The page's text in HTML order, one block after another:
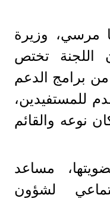
مرسي، وزيرة
اللجنة تختص
برامج الدعم
للمستفيدين،
نوعه والقائم
مساعد
لشؤون